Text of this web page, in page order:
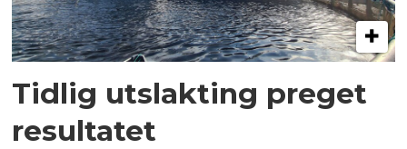
Tidlig utslakting preget
resultatet